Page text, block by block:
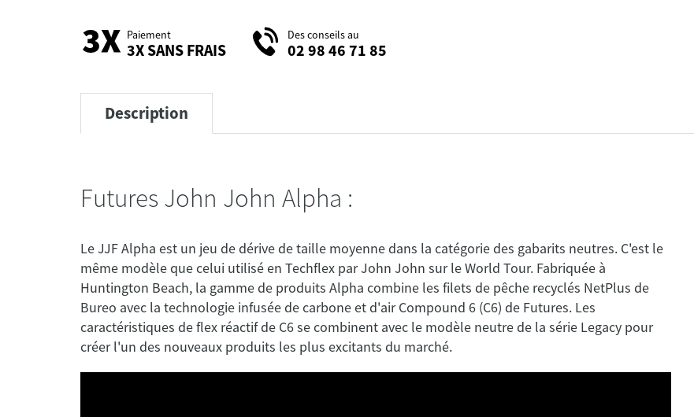
Paiement
3X SANS FRAIS
Des conseils au
02 98 46 71 85
Description
Futures John John Alpha :
Le JJF Alpha est un jeu de dérive de taille moyenne dans la catégorie des gabarits neutres. C'est le
même modèle que celui utilisé en Techflex par John John sur le World Tour. Fabriquée à
Huntington Beach, la gamme de produits Alpha combine les filets de pêche recyclés NetPlus de
Bureo avec la technologie infusée de carbone et d'air Compound 6 (C6) de Futures. Les
caractéristiques de flex réactif de C6 se combinent avec le modèle neutre de la série Legacy pour